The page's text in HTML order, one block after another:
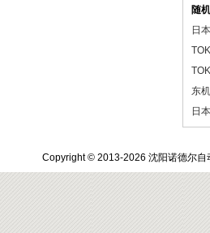
随
日
东
日
Copyright © 2013-2026 沈阳诺德尔